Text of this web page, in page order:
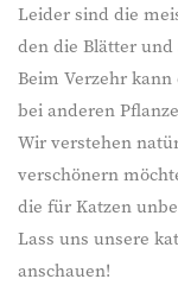
Leider sind die
den die Blätter
Beim Verzehr
bei anderen
Wir verstehen
verschönern
die für Katzen
Lass uns unsere
anschauen!